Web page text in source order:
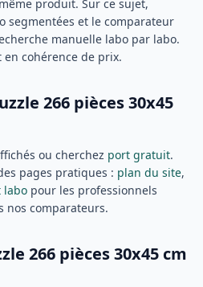
produit. Sur ce sujet,
segmentées et le comparateur
manuelle labo par labo.
cohérence de prix.
266 pièces 30x45
ou cherchez port gratuit.
pages pratiques : plan du site,
labo pour les professionnels
nos comparateurs.
266 pièces 30x45 cm